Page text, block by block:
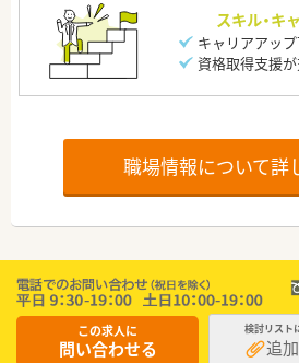
スキル・キ
キャリアアッ
資格取得支援
職場情報について詳
この求人に
問い合わせる
検討リスト
追加